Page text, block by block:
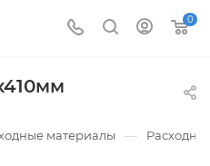
0
материалы —